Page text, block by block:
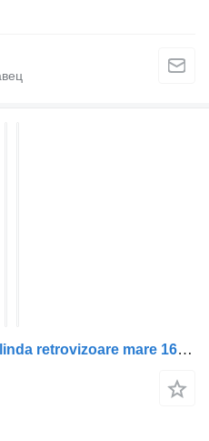
Зеркало заднего вида Oglinda retrovizoare mare 1689348 для тягача DAF XF105